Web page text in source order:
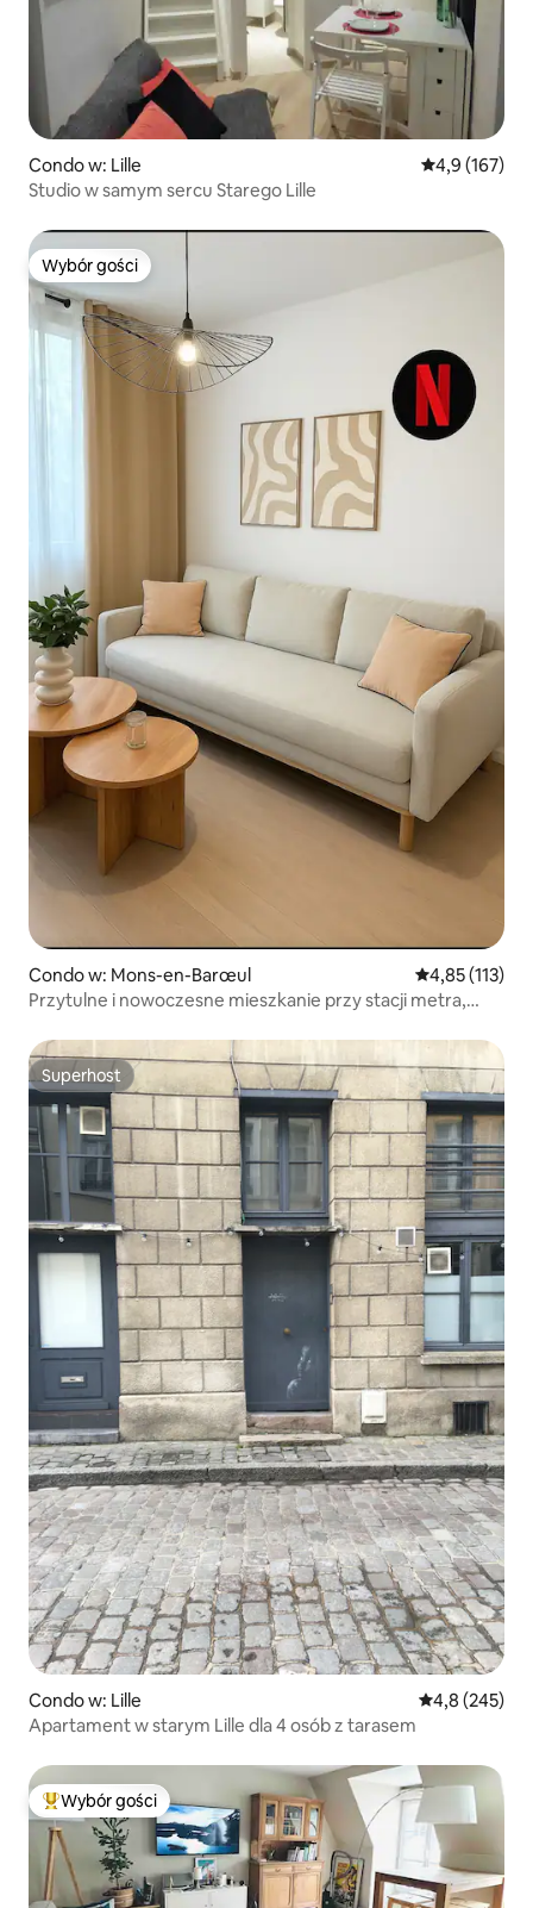
Condo w: Lille Średnia
4,9 (167)
Studio w samym sercu Starego Lille
Wybór gości
Wybór gości
Condo w: Mons-en-Barœul Średnia
4,85 (113)
Przytulne i nowoczesne mieszkanie przy stacji metra,
Superhost
Superhost
Condo w: Lille Średnia
4,8 (245)
Apartament w starym Lille dla 4 osób z tarasem
Najpopularniejsze z kategorii Wybór gości
Wybór gości